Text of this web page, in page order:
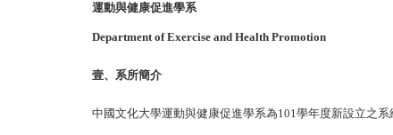
運動與健康促進學系
Department of Exercise and Health Promotion
壹、系所簡介
中國文化大學運動與健康促進學系為101學年度新設立之